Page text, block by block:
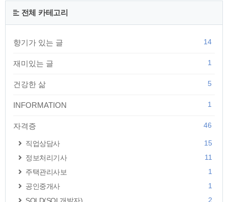
전체 카테고리
향기가 있는 글 14
재미있는 글 1
건강한 삶 5
INFORMATION 1
자격증 46
직업상담사
15
정보처리기사
11
주택관리사보
1
공인중개사
1
2